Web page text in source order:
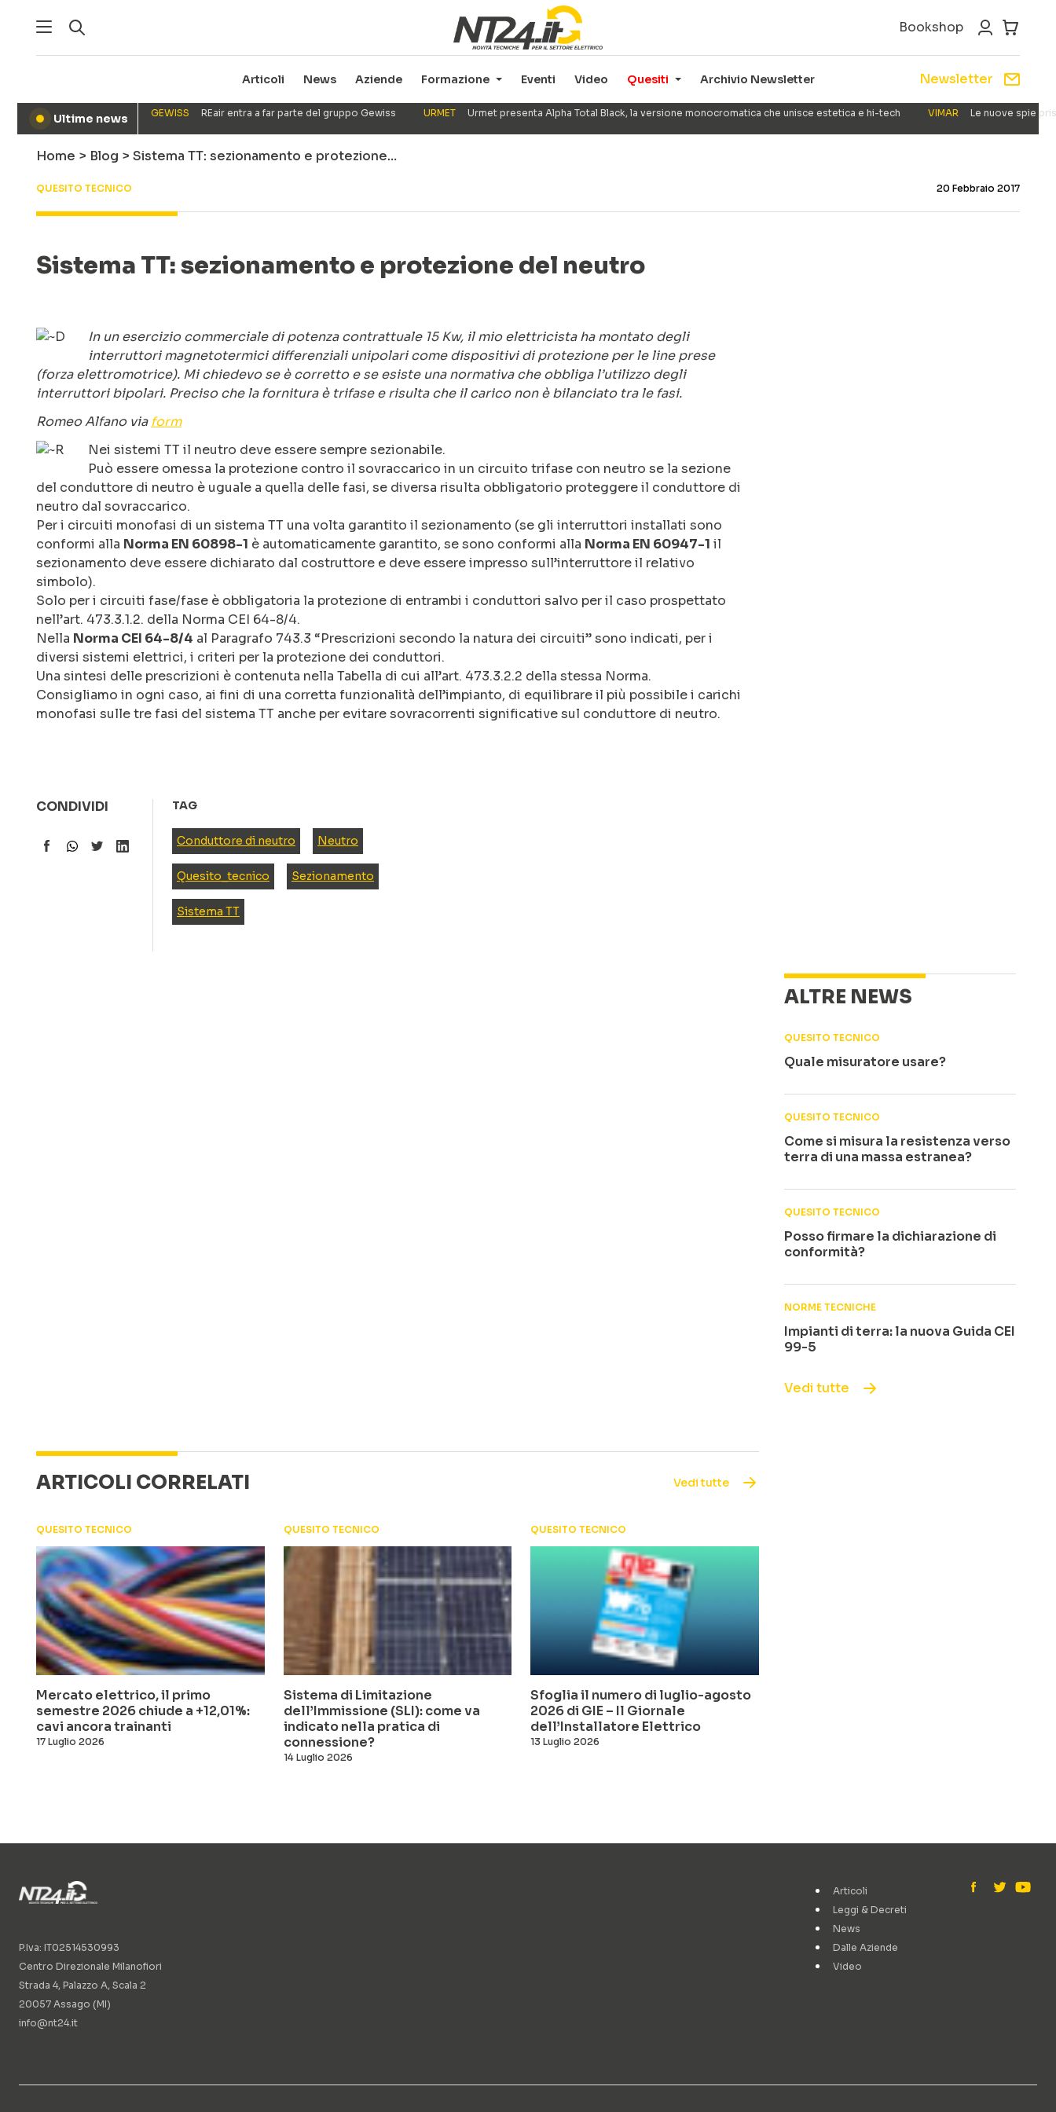
Bookshop
Articoli News Aziende Formazione Eventi Video Quesiti Archivio Newsletter Newsletter
● Ultime news GEWISS REair entra a far parte del gruppo Gewiss URMET Urmet presenta Alpha Total Black, la versione monocromatica che unisce estetica e hi-tech VIMAR Le nuove spie
Home > Blog > Sistema TT: sezionamento e protezione…
QUESITO TECNICO 20 Febbraio 2017
Sistema TT: sezionamento e protezione del neutro
In un esercizio commerciale di potenza contrattuale 15 Kw, il mio elettricista ha montato degli
interruttori magnetotermici differenziali unipolari come dispositivi di protezione per le line prese
(forza elettromotrice). Mi chiedevo se è corretto e se esiste una normativa che obbliga l’utilizzo degli
interruttori bipolari. Preciso che la fornitura è trifase e risulta che il carico non è bilanciato tra le fasi.
Romeo Alfano viaform
Nei sistemi TT il neutro deve essere sempre sezionabile.
Può essere omessa la protezione contro il sovraccarico in un circuito trifase con neutro se la sezione
del conduttore di neutro è uguale a quella delle fasi, se diversa risulta obbligatorio proteggere il conduttore di
neutro dal sovraccarico.
Per i circuiti monofasi di un sistema TT una volta garantito il sezionamento (se gli interruttori installati sono
conformi alla Norma EN 60898-1 è automaticamente garantito, se sono conformi alla Norma EN 60947-1 il
sezionamento deve essere dichiarato dal costruttore e deve essere impresso sull’interruttore il relativo
simbolo).
Solo per i circuiti fase/fase è obbligatoria la protezione di entrambi i conduttori salvo per il caso prospettato
nell’art. 473.3.1.2. della Norma CEI 64-8/4.
Nella Norma CEI 64-8/4 al Paragrafo 743.3 “Prescrizioni secondo la natura dei circuiti” sono indicati, per i
diversi sistemi elettrici, i criteri per la protezione dei conduttori.
Una sintesi delle prescrizioni è contenuta nella Tabella di cui all’art. 473.3.2.2 della stessa Norma.
Consigliamo in ogni caso, ai fini di una corretta funzionalità dell’impianto, di equilibrare il più possibile i carichi
monofasi sulle tre fasi del sistema TT anche per evitare sovracorrenti significative sul conduttore di neutro.
CONDIVIDI TAG
Conduttore di neutro Neutro
Quesito_tecnico Sezionamento
Sistema TT
ALTRE NEWS
QUESITO TECNICO
Quale misuratore usare?
QUESITO TECNICO
Come si misura la resistenza verso
terra di una massa estranea?
QUESITO TECNICO
Posso firmare la dichiarazione di
conformità?
NORME TECNICHE
Impianti di terra: la nuova Guida CEI
99-5
Vedi tutte
ARTICOLI CORRELATI Vedi tutte
QUESITO TECNICO
Mercato elettrico, il primo
semestre 2026 chiude a +12,01%:
cavi ancora trainanti
17 Luglio 2026
QUESITO TECNICO
Sistema di Limitazione
dell’Immissione (SLI): come va
indicato nella pratica di
connessione?
14 Luglio 2026
QUESITO TECNICO
Sfoglia il numero di luglio-agosto
2026 di GIE – Il Giornale
dell’Installatore Elettrico
13 Luglio 2026
P.Iva: IT02514530993
Centro Direzionale Milanofiori
Strada 4, Palazzo A, Scala 2
20057 Assago (MI)
info@nt24.it
Articoli
Leggi & Decreti
News
Dalle Aziende
Video